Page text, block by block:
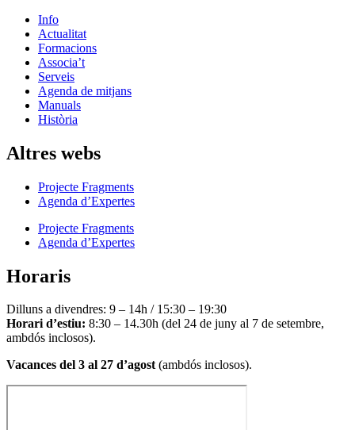
Info
Actualitat
Formacions
Associa’t
Serveis
Agenda de mitjans
Manuals
Història
Altres webs
Projecte Fragments
Agenda d’Expertes
Projecte Fragments
Agenda d’Expertes
Horaris
Dilluns a divendres: 9 – 14h / 15:30 – 19:30
Horari d’estiu: 8:30 – 14.30h (del 24 de juny al 7 de setembre,
ambdós inclosos).
Vacances del 3 al 27 d’agost(ambdós inclosos).